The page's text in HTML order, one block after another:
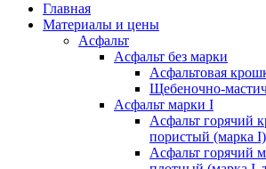
Главная
Материалы и цены
Асфальт
Асфальт без марки
Асфальтовая
Щебеночно-
Асфальт марки I
Асфальт горячий
пористый (марка I)
Асфальт горячий